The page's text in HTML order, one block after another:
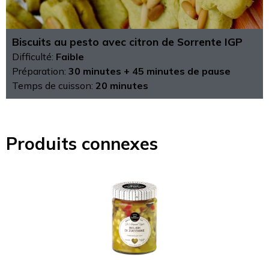
Biscuits au pesto avec citron de Sorrente IGP
Difficulté: Faible
Préparation: 30 minutes + 45 minutes de pause
Temps de cuisson: 20 minutes
Produits connexes